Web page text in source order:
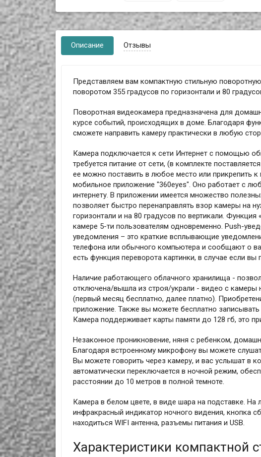
Описание Отзывы
Представляем вам компактную стильную
поворотом 355 градусов по горизонтали и 80
Поворотная видеокамера предназначена для
курсе событий, происходящих в доме. Благодаря
сможете направить камеру практически в любую
Камера подключается к сети Интернет с помощью
требуется питание от сети, (в комплекте
ее можно поставить в любое место или прикрепить
мобильное приложение "360eyes". Оно работает с
интернету. В приложении имеется множество
позволяет быстро перенаправлять взор камеры на
горизонтали и на 80 градусов по вертикали.
камере 5-ти пользователям одновременно. Push-
уведомления – это краткие всплывающие
телефона или обычного компьютера и сообщают о
есть функция переворота картинки, в случае если вы
Наличие работающего облачного хранилища -
отключена/вышла из строя/украли - видео с камеры
(первый месяц бесплатно, далее платно).
приложение. Также вы можете бесплатно записывать
Камера поддерживает карты памяти до 128 гб, это
Незаконное проникновение, няня с ребенком,
Благодаря встроенному микрофону вы можете
Вы можете говорить через камеру, и вас услышат в
автоматически переключается в ночной режим,
расстоянии до 10 метров в полной темноте.
Камера в белом цвете, в виде шара на подставке. На
инфракрасный индикатор ночного видения, кнопка
находиться WIFI антенна, разъемы питания и USB.
Характеристики компактной